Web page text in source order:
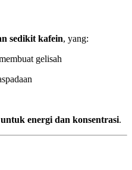
sedikit kafein, yang:
gelisah
energi dan konsentrasi.